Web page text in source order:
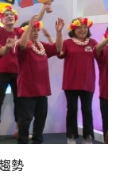
勢